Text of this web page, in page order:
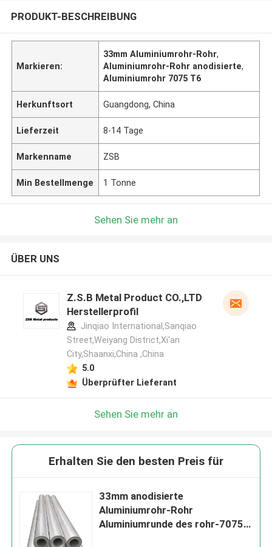
PRODUKT-BESCHREIBUNG
Markieren:
33mm Aluminiumrohr-Rohr,
Aluminiumrohr-Rohr anodisierte,
Aluminiumrohr 7075 T6
Herkunftsort Guangdong, China
Lieferzeit 8-14 Tage
Markenname ZSB
Min Bestellmenge 1 Tonne
Sehen Sie mehr an
ÜBER UNS
Z.S.B Metal Product CO.,LTD
Herstellerprofil
Jinqiao International,Sanqiao
Street,Weiyang District,Xi'an
City,Shaanxi,China ,China
5.0
Überprüfter Lieferant
Sehen Sie mehr an
Erhalten Sie den besten Preis für
33mm anodisierte
Aluminiumrohr-Rohr
Aluminiumrunde des rohr-7075